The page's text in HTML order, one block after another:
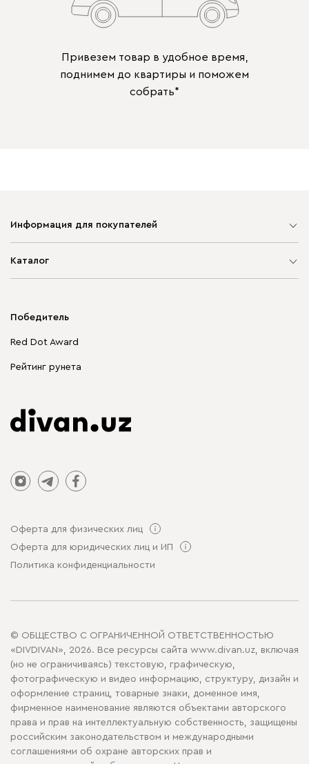
Привезем товар в удобное время,
поднимем до квартиры и поможем
собрать*
Информация для покупателей
Каталог
Корпусная мебель
Столы и стулья
Победитель
Red Dot Award
Рейтинг рунета
Оферта для физических лиц
Оферта для юридических лиц и ИП
Политика конфиденциальности
© ОБЩЕСТВО С ОГРАНИЧЕННОЙ ОТВЕТСТВЕННОСТЬЮ
«DIVDIVAN», 2026. Все ресурсы сайта www.divan.uz, включая
(но не ограничиваясь) текстовую, графическую,
фотографическую и видео информацию, структуру, дизайн и
оформление страниц, товарные знаки, доменное имя,
фирменное наименование являются объектами авторского
права и прав на интеллектуальную собственность, защищены
российским законодательством и международными
соглашениями об охране авторских прав и